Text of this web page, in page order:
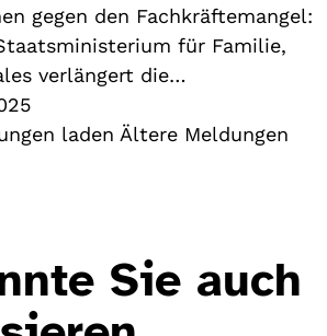
gegen den Fachkräftemangel:
für Familie,
verlängert die…
laden Ältere Meldungen
Sie auch